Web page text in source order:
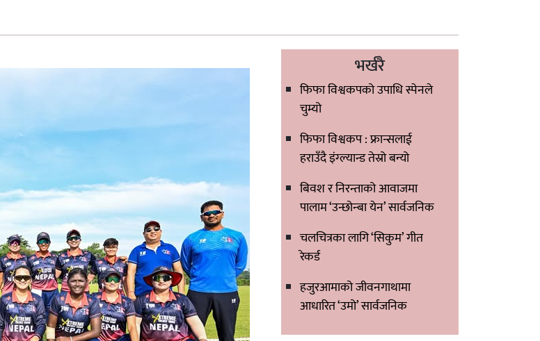
भर्खरै
फिफा विश्वकपको उपाधि स्पेनले
चुम्यो
फिफा विश्वकप : फ्रान्सलाई
हराउँदै इंग्ल्यान्ड तेस्रो बन्यो
बिवश र निरन्ताको आवाजमा
पालाम ‘उन्छोन्बा येन’ सार्वजनिक
चलचित्रका लागि ‘सिकुम’ गीत
रेकर्ड
हजुरआमाको जीवनगाथामा
आधारित ‘उमो’ सार्वजनिक